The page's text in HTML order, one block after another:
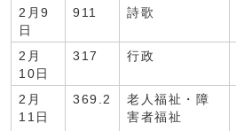
2月9
日
911 詩歌
2月
10日
317 行政
2月
11日
369.2
老人福祉・障
害者福祉